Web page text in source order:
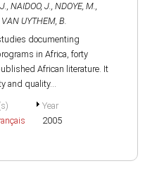
, NAIDOO, J., NDOYE, M.,
VAN UYTHEM, B.
documenting
in Africa, forty
African literature. It
and quality...
Year
2005